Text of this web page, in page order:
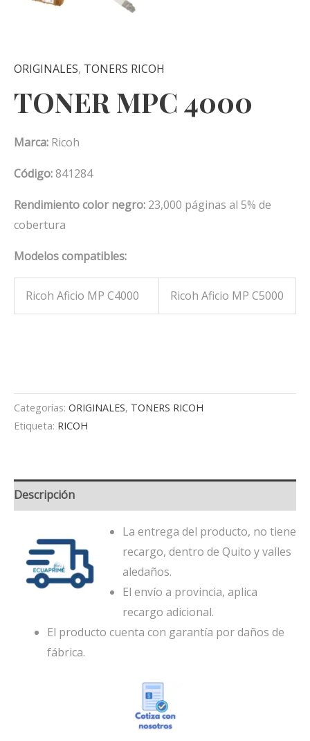
ORIGINALES, TONERS RICOH
TONER MPC 4000
Marca: Ricoh
Código:841284
Rendimiento color negro: 23,000 páginas al 5% de
cobertura
Modelos compatibles:
Ricoh Aficio MP C4000 Ricoh Aficio MP C5000
Categorías: ORIGINALES, TONERS RICOH
Etiqueta: RICOH
Descripción
La entrega del producto, no tiene
recargo, dentro de Quito y valles
aledaños.
El envío a provincia, aplica
recargo adicional.
El producto cuenta con garantía por daños de
fábrica.